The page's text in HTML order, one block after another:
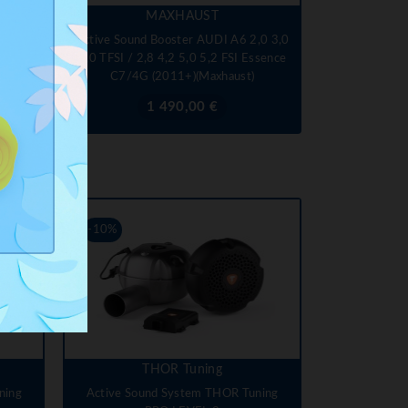
MAXHAUST
Active Sound Booster AUDI A6 2,0 3,0
4,0 TFSI / 2,8 4,2 5,0 5,2 FSI Essence
C7/4G (2011+)(Maxhaust)
Prix1 490,00 €
-10%
THOR Tuning
Active Sound System THOR Tuning